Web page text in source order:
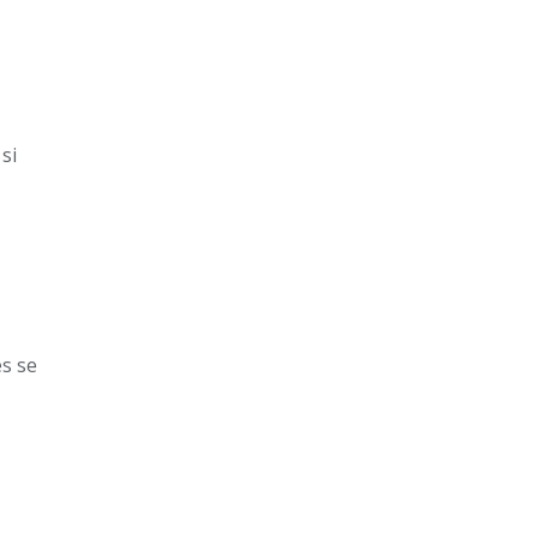
se